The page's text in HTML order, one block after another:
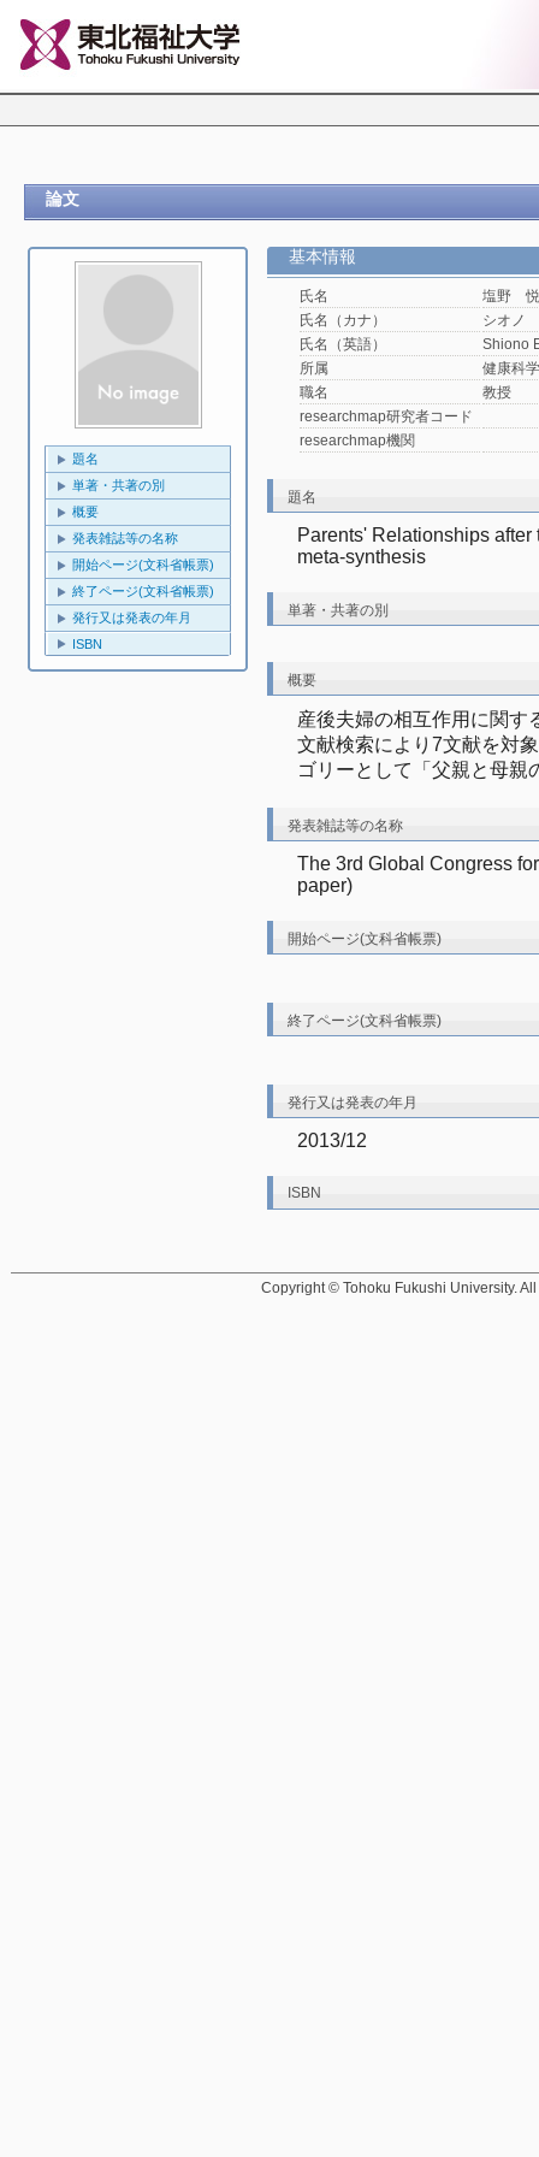
論文
題名
単著・共著の別
概要
発表雑誌等の名称
開始ページ(文科省帳票)
終了ページ(文科省帳票)
発行又は発表の年月
ISBN
基本情報
氏名
塩野
氏名（カナ）
シオノ
氏名（英語）
Shiono
所属
健康科
職名
教授
researchmap研究者コード
researchmap機関
題名
Parents' Relationships after
meta-synthesis
単著・共著の別
概要
産後夫婦の相互作用に関す
文献検索により 7文献を対
ゴリーとして「父親と母親
発表雑誌等の名称
The 3rd Global Congress
paper)
開始ページ(文科省帳票)
終了ページ(文科省帳票)
発行又は発表の年月
2013/12
ISBN